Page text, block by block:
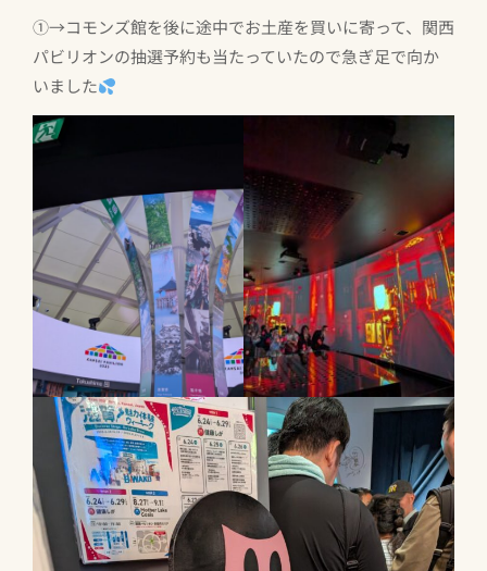
①→コモンズ館を後に途中でお土産を買いに寄って、関西
パビリオンの抽選予約も当たっていたので急ぎ足で向か
いました